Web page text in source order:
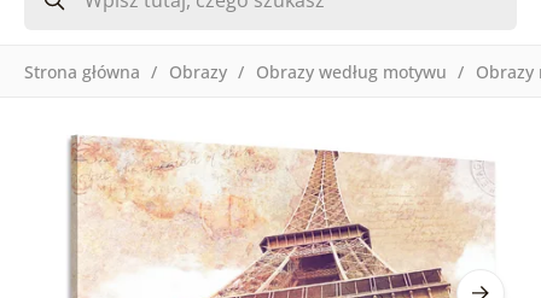
Strona główna Obrazy Obrazy według motywu Obrazy